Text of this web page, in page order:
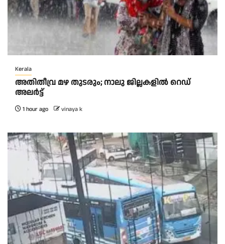
Kerala
അതിതീവ്ര മഴ തുടരും; നാലു ജില്ലകളിൽ റെഡ്
അലർട്ട്
1 hour ago vinaya k